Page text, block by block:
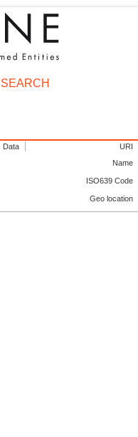
SEARCH
Data URI
Name
ISO639 Code
Geo location